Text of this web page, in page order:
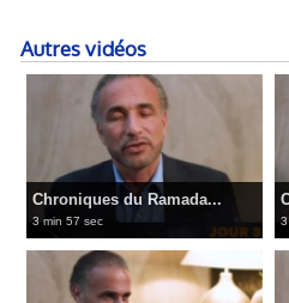
Autres vidéos
Chroniques du Ramada...
3 min 57 sec